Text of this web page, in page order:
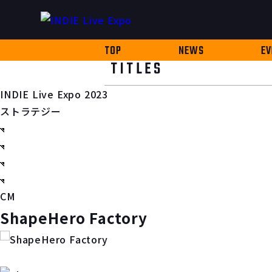
TOP NEWS
TITLES
INDIE Live Expo 2023
ストラテジー
CM
ShapeHero Factory